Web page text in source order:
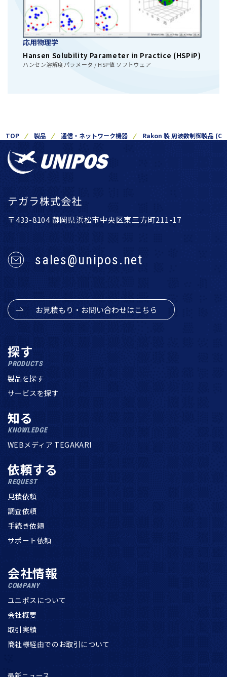
応用物理学
Hansen Solubility Parameter in Practice (HSPiP)
ハンセン溶解度パラメータ / HSP値 ソフトウェア
TOP 製品 通信・ネットワーク機器 Rakon 製 周波数制御製品
テガラ株式会社
〒433-8104 静岡県浜松市中央区東三方町211-17
sales@unipos.net
お見積もり・お問い合わせはこちら
探す
PRODUCTS
製品を探す
サービスを探す
知る
KNOWLEDGE
WEBメディア TEGAKARI
依頼する
REQUEST
見積依頼
調査依頼
手続き依頼
サポート依頼
会社情報
COMPANY
ユニポスについて
会社概要
取引実績
商社様経由でのお取引について